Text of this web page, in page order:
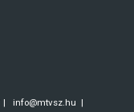
info@mtvsz.hu